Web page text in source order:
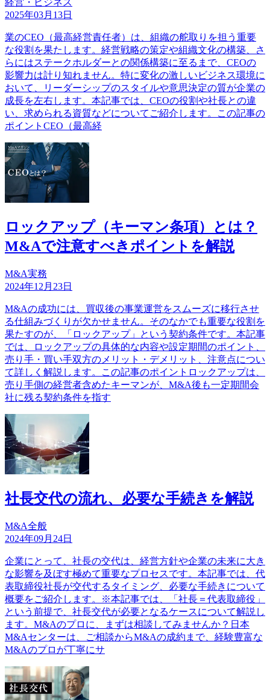
経営・ビジネス
2025年03月13日
業のCEO（最高経営責任者）は、組織の舵取りを担う重要
な役割を果たします。経営戦略の策定や組織文化の構築、さ
らにはステークホルダーとの関係構築に至るまで、CEOの
影響力は計り知れません。特に変化の激しいビジネス環境に
おいて、リーダーシップのスタイルや意思決定の質が企業の
成長を左右します。本記事では、CEOの役割や社長との違
い、求められる資質などについてご紹介します。この記事の
ポイントCEO（最高経
ロックアップ（キーマン条項）とは？
M&Aで注意すべきポイントを解説
M&A実務
2024年12月23日
M&Aの成功には、買収後の事業運営をスムーズに移行させ
る仕組みづくりが欠かせません。そのなかでも重要な役割を
果たすのが、「ロックアップ」という契約条件です。本記事
では、ロックアップの具体的な内容や設定期間のポイント、
売り手・買い手双方のメリット・デメリット、注意点につい
て詳しく解説します。この記事のポイントロックアップは、
売り手側の経営者含めたキーマンが、M&A後も一定期間会
社に残る契約条件を指す
社長交代の流れ、必要な手続きを解説
M&A全般
2024年09月24日
企業にとって、社長の交代は、経営方針や企業の未来に大き
な影響を及ぼす極めて重要なプロセスです。本記事では、代
表取締役社長が交代するタイミング、必要な手続きについて
概要をご紹介します。※本記事では、「社長＝代表取締役」
という前提で、社長交代が必要となるケースについて解説し
ます。M&Aのプロに、まずは相談してみませんか？日本
M&Aセンターは、ご相談からM&Aの成約まで、経験豊富な
M&Aのプロが丁寧にサ